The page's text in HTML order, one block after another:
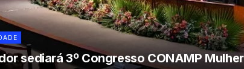
sediará 3º Congresso CONAMP